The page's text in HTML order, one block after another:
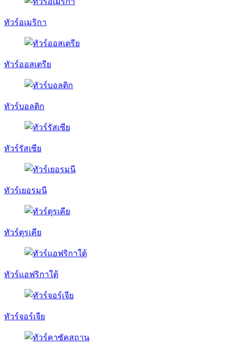
ทัวร์อเมริกา
ทัวร์ออสเตรีย
ทัวร์บอลติก
ทัวร์รัสเซีย
ทัวร์เยอรมนี
ทัวร์ตุรเคีย
ทัวร์แอฟริกาใต้
ทัวร์จอร์เจีย